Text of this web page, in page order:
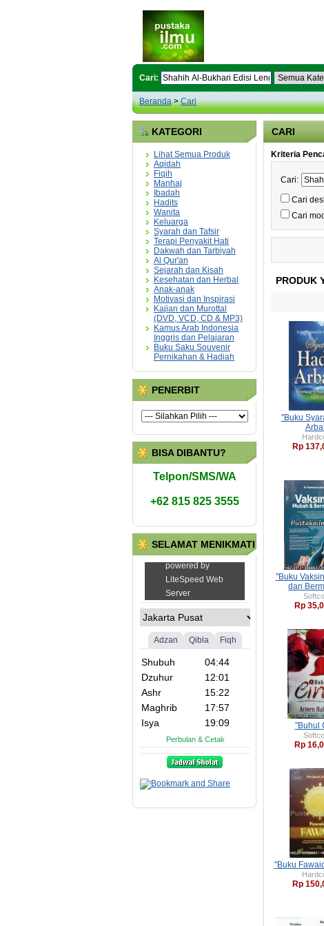
Cari:
Beranda>Cari
KATEGORI
Lihat Semua Produk
Aqidah
Fiqih
Manhaj
Ibadah
Hadits
Wanita
Keluarga
Syarah dan Tafsir
Terapi Penyakit Hati
Dakwah dan Tarbiyah
Al Qur'an
Sejarah dan Kisah
Kesehatan dan Herbal
Anak-anak
Motivasi dan Inspirasi
Kajian dan Murottal
(DVD, VCD, CD & MP3)
Kamus Arab Indonesia
Inggris dan Pelajaran
Buku Saku Souvenir
Pernikahan & Hadiah
PENERBIT
BISA DIBANTU?
Telpon/SMS/WA
+62 815 825 3555
SELAMAT MENIKMATI
CARI
Kriteria
Cari:
Cari
Cari
PRODUK
"Buku
Rp
"Buku
dan
Rp
"Buhul
Rp
"Buku
Rp